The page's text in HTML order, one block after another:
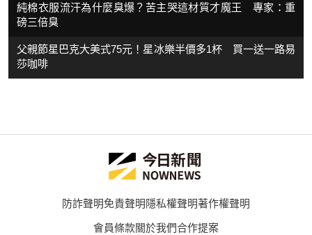
純棉衣服流汗為什麼臭爆？苦主哭這材質才魔王 專家：重
磅三倍臭
父親節星巴克大美式75元！星冰樂半價多1杯 買一送一路易
莎咖啡
防詐聲明免責聲明隱私權聲明著作權聲明
會員條款關於我們合作提案